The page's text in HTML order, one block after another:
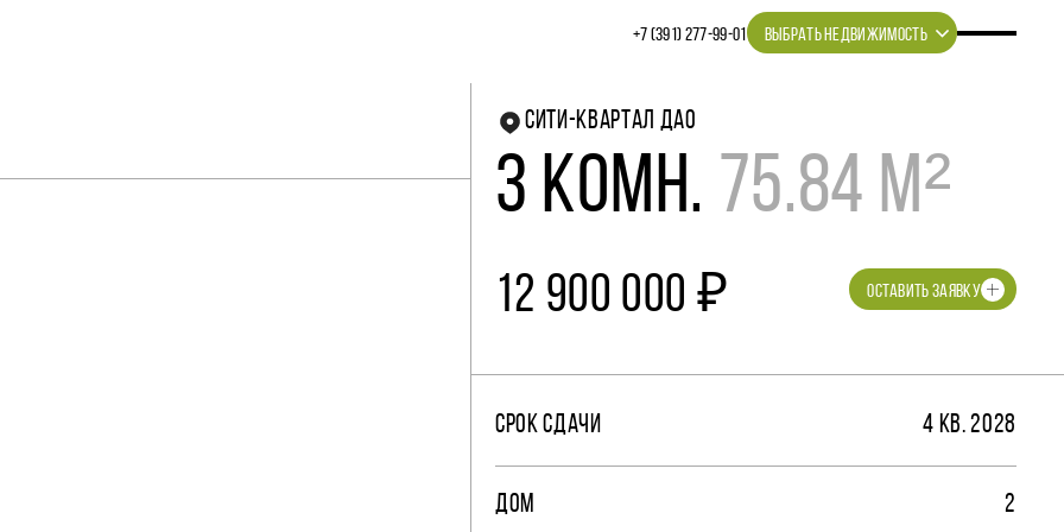
+7 (391) 277‒99‒01 ВЫБРАТЬ НЕДВИЖИМОСТЬ
СИТИ-КВАРТАЛ ДАО
3 КОМН. 75.84 М²
12 900 000 ₽ ОСТАВИТЬ ЗАЯВКУ
СРОК СДАЧИ 4 КВ. 2028
ДОМ 2